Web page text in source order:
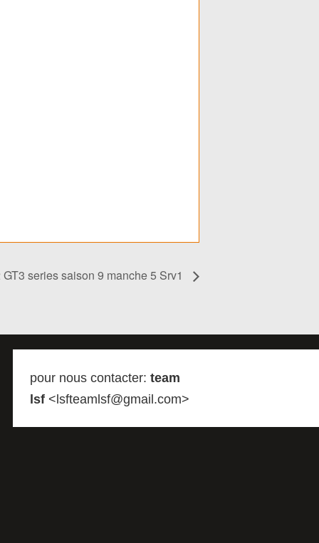
GT3 series saison 9 manche 5 Srv1
pour nous contacter:team
lsf <lsfteamlsf@gmail.com>